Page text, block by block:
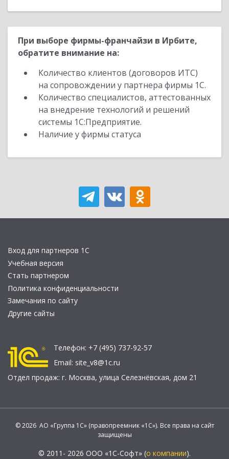
При выборе фирмы-франчайзи в Ирбите,
обратите внимание на:
Количество клиентов (договоров ИТС)
на сопровождении у партнера фирмы 1С.
Количество специалистов, аттестованных
на внедрение технологий и решений
системы 1С:Предприятие.
Наличие у фирмы статуса
Вход для партнеров 1С
Учебная версия
Стать партнером
Политика конфиденциальности
Замечания по сайту
Другие сайты
Телефон: +7 (495) 737-92-57
Email: site_v8@1c.ru
Отдел продаж: г. Москва, улица Селезнёвская, дом 21
© 2026 АО «Группа 1С» (правопреемник «1С»). Все права на сайт
защищены
© 2011- 2026 ООО «1С-Софт» (о компании).